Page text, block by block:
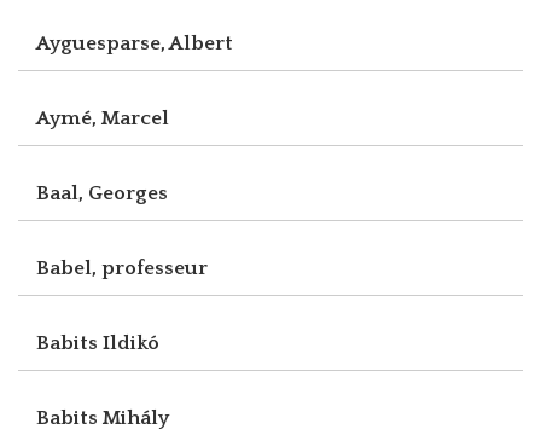
Ayguesparse, Albert
Aymé, Marcel
Baal, Georges
Babel, professeur
Babits Ildikó
Babits Mihály